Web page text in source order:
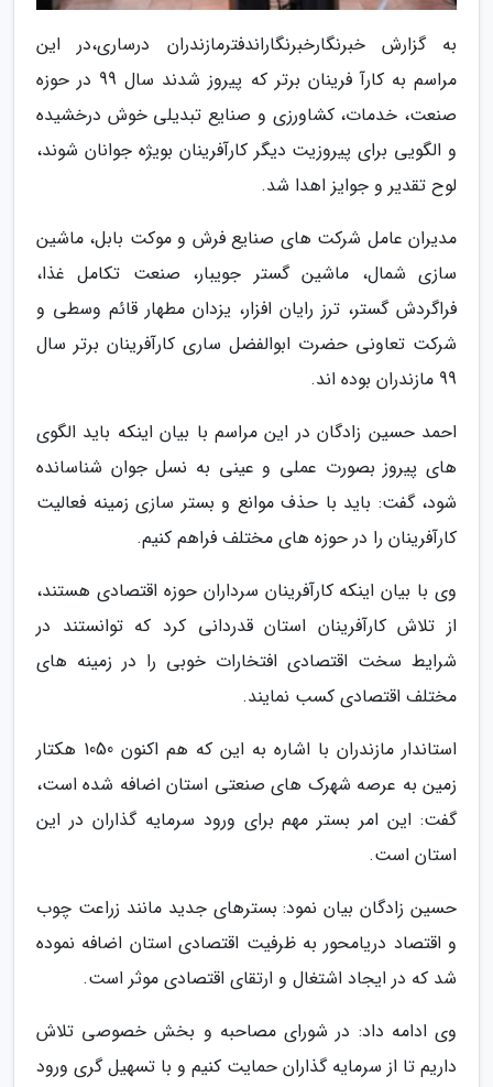
به گزارش خبرنگارخبرنگاراندفترمازندران درساری،در این
مراسم به کارآ فرینان برتر که پیروز شدند سال 99 در حوزه
صنعت، خدمات، کشاورزی و صنایع تبدیلی خوش درخشیده
و الگویی برای پیروزیت دیگر کارآفرینان بویژه جوانان شوند،
لوح تقدیر و جوایز اهدا شد.
مدیران عامل شرکت های صنایع فرش و موکت بابل، ماشین
سازی شمال، ماشین گستر جویبار، صنعت تکامل غذا،
فراگردش گستر، ترز رایان افزار، یزدان مطهار قائم وسطی و
شرکت تعاونی حضرت ابوالفضل ساری کارآفرینان برتر سال
99 مازندران بوده اند.
احمد حسین زادگان در این مراسم با بیان اینکه باید الگوی
های پیروز بصورت عملی و عینی به نسل جوان شناسانده
شود، گفت: باید با حذف موانع و بستر سازی زمینه فعالیت
کارآفرینان را در حوزه های مختلف فراهم کنیم.
وی با بیان اینکه کارآفرینان سرداران حوزه اقتصادی هستند،
از تلاش کارآفرینان استان قدردانی کرد که توانستند در
شرایط سخت اقتصادی افتخارات خوبی را در زمینه های
مختلف اقتصادی کسب نمایند.
استاندار مازندران با اشاره به این که هم اکنون 1050 هکتار
زمین به عرصه شهرک های صنعتی استان اضافه شده است،
گفت: این امر بستر مهم برای ورود سرمایه گذاران در این
استان است.
حسین زادگان بیان نمود: بسترهای جدید مانند زراعت چوب
و اقتصاد دریامحور به ظرفیت اقتصادی استان اضافه نموده
شد که در ایجاد اشتغال و ارتقای اقتصادی موثر است.
وی ادامه داد: در شورای مصاحبه و بخش خصوصی تلاش
داریم تا از سرمایه گذاران حمایت کنیم و با تسهیل گری ورود